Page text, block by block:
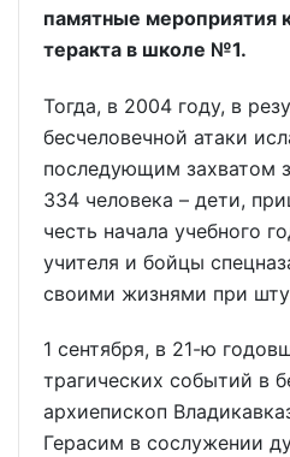
памятные мероприятия
теракта в школе №1.
Тогда, в 2004 году, в
бесчеловечной атаки
последующим захватом
334 человека – дети,
честь начала учебного
учителя и бойцы
своими жизнями при
1 сентября, в 21-ю
трагических событий в
архиепископ
Герасим в сослужении